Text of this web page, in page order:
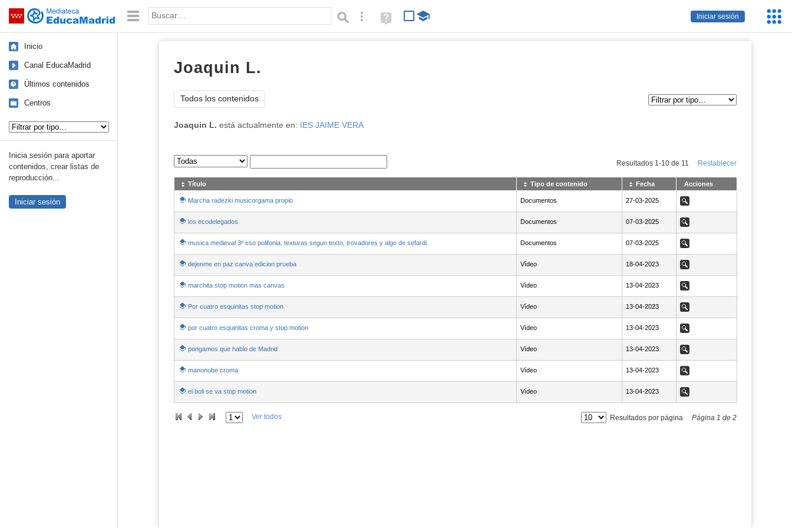
Saltar navegación
Iniciar sesión
Palabra o frase: Búsqueda avanzada
Ayuda
(en
Inicio
Canal EducaMadrid
Últimos contenidos
Centros
Inicia sesión para aportar
contenidos, crear listas de
reproducción...
Iniciar sesión
Joaquin L.
Todos los contenidos
Joaquin L. está actualmente en: IES JAIME VERA
Sus archivos Resultados 1 -10de 11 Restablecer
Título Tipo de contenido Fecha Acciones
Marcha radezki musicorgama propio Documentos NaN27-03-2025
27-03-2025 Ver
los ecodelegados Documentos NaN07-03-2025
07-03-2025 Ver
musica medieval 3º eso polifonia, texturas segun texto, trovadores y algo de sefardi Documentos NaN07-03-2025
07-03-2025 Ver
dejenme en paz canva edicion prueba Vídeo NaN18-04-2023
18-04-2023 Ver
marchita stop motion mas canvas Vídeo NaN13-04-2023
13-04-2023 Ver
Por cuatro esquinitas stop motion Vídeo NaN13-04-2023
13-04-2023 Ver
por cuatro esquinitas croma y stop motion Vídeo NaN13-04-2023
13-04-2023 Ver
pongamos que hablo de Madrid Vídeo NaN13-04-2023
13-04-2023 Ver
manonube croma Vídeo NaN13-04-2023
13-04-2023 Ver
el boli se va stop motion Vídeo NaN13-04-2023
13-04-2023 Ver
Ver todos Resultados por página Página 1 de 2